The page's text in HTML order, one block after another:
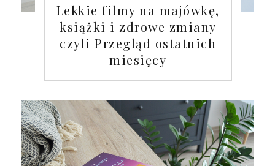
Lekkie filmy na majówkę,
książki i zdrowe zmiany
czyli Przegląd ostatnich
miesięcy